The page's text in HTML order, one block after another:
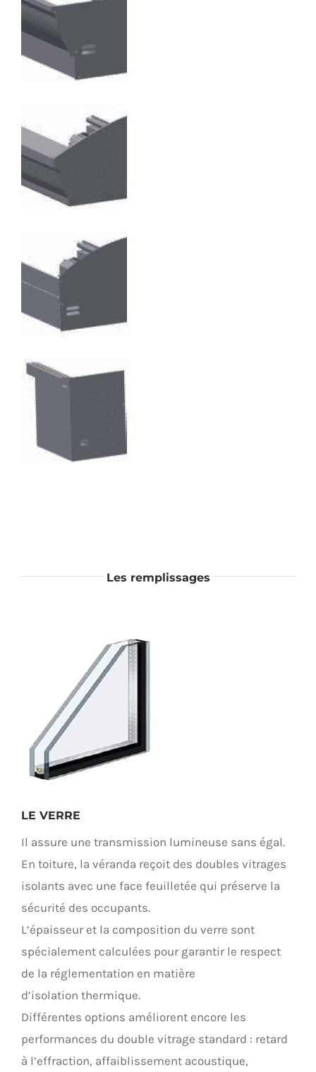
Les remplissages
LE VERRE
Il assure une transmission lumineuse sans égal.
En toiture, la véranda reçoit des doubles vitrages
isolants avec une face feuilletée qui préserve la
sécurité des occupants.
L’épaisseur et la composition du verre sont
spécialement calculées pour garantir le respect
de la réglementation en matière
d’isolation thermique.
Différentes options améliorent encore les
performances du double vitrage standard : retard
à l’effraction, affaiblissement acoustique,